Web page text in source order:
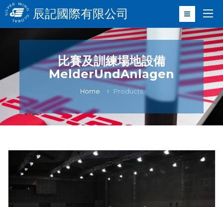
辰記國際有限公司
比賽及訓練場地設備
MelderUndAnlagen
Home Products